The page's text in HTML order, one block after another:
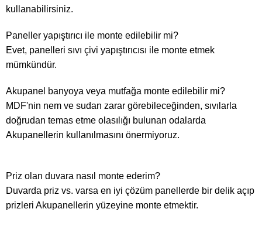
kullanabilirsiniz.
Paneller yapıştırıcı ile monte edilebilir mi?
Evet, panelleri sıvı çivi yapıştırıcısı ile monte etmek
mümkündür.
Akupanel banyoya veya mutfağa monte edilebilir mi?
MDF'nin nem ve sudan zarar görebileceğinden, sıvılarla
doğrudan temas etme olasılığı bulunan odalarda
Akupanellerin kullanılmasını önermiyoruz.
Priz olan duvara nasıl monte ederim?
Duvarda priz vs. varsa en iyi çözüm panellerde bir delik açıp
prizleri Akupanellerin yüzeyine monte etmektir.